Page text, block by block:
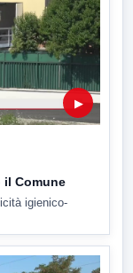
▶
il Comune
igienico-